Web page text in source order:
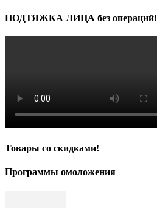
ПОДТЯЖКА ЛИЦА без операций!
Товары со скидками!
Программы омоложения